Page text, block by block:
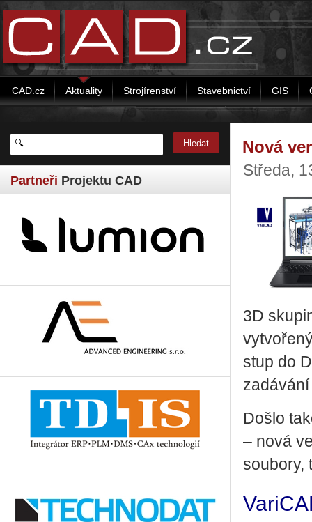
CAD.cz Aktuality Strojírenství Stavebnictví GIS
Partneři Projektu CAD
Nová
Středa,
3D
stup do
Došlo
– nová
sou­bo­ry,